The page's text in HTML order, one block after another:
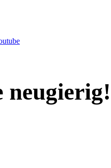
neugierig!